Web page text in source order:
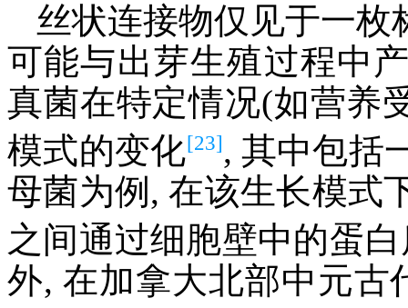
丝状连接物仅见于一枚
可能与出芽生殖过程中
真菌在特定情况(如营养
模式的变化[23], 其中包括
母菌为例, 在该生长模式
之间通过细胞壁中的蛋
外, 在加拿大北部中元古